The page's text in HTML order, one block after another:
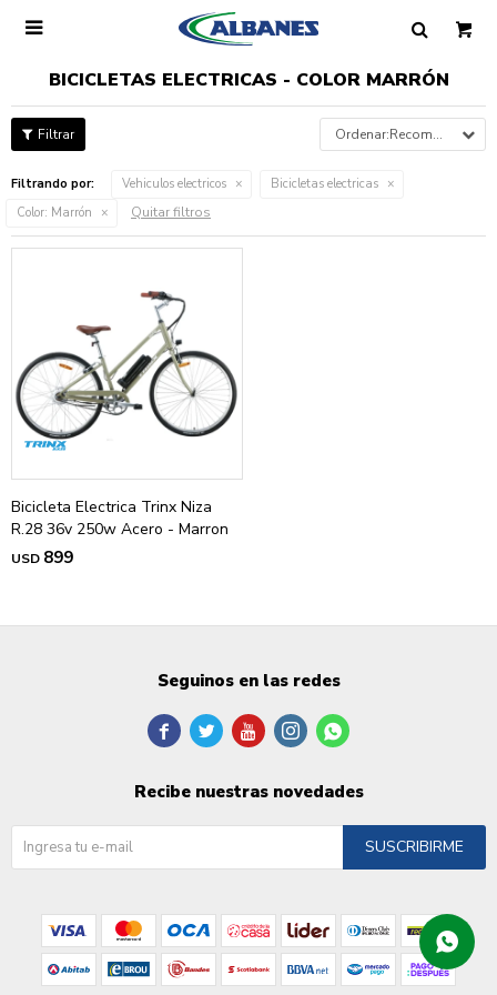

BICICLETAS ELECTRICAS - COLOR MARRÓN
Recomendados
Filtrando por: Vehiculos electricos
Bicicletas electricas
Color: Marrón Quitar filtros
Bicicleta Electrica Trinx Niza
R.28 36v 250w Acero - Marron
USD 899
Seguinos en las redes
    
Recibe nuestras novedades
SUSCRIBIRME